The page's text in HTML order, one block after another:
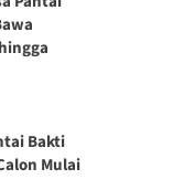
Bakti
Mulai